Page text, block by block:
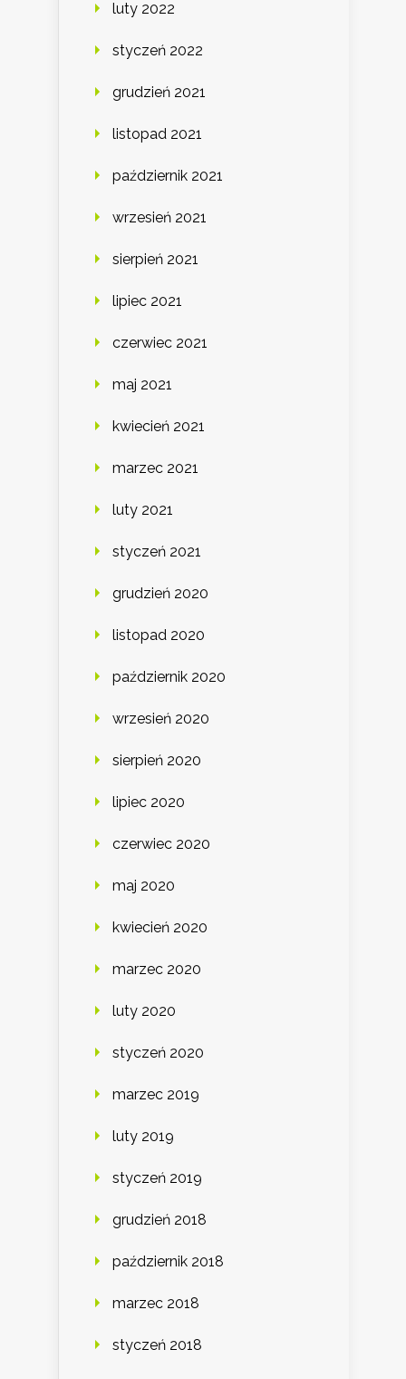
luty 2022
styczeń 2022
grudzień 2021
listopad 2021
październik 2021
wrzesień 2021
sierpień 2021
lipiec 2021
czerwiec 2021
maj 2021
kwiecień 2021
marzec 2021
luty 2021
styczeń 2021
grudzień 2020
listopad 2020
październik 2020
wrzesień 2020
sierpień 2020
lipiec 2020
czerwiec 2020
maj 2020
kwiecień 2020
marzec 2020
luty 2020
styczeń 2020
marzec 2019
luty 2019
styczeń 2019
grudzień 2018
październik 2018
marzec 2018
styczeń 2018